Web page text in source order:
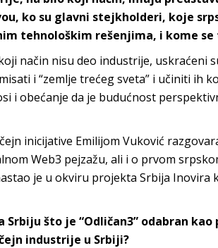
ko su glavni stejkholderi, koje
tehnološkim rešenjima, i kome
način nisu deo industrije, uskraćeni
i “zemlje trećeg sveta” i učiniti ih
i obećanje da je budućnost
inicijative Emilijom Vuković
Web3 pejzažu, ali i o prvom
je u okviru projekta Srbija Inovira
Srbiju što je “Odličan3” odabran
industrije u Srbiji?